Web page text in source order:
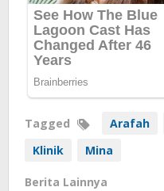
Tagged Arafah
Klinik
Mina
Berita Lainnya